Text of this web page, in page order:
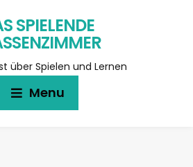
SPIELENDE
über Spielen und Lernen
Menu